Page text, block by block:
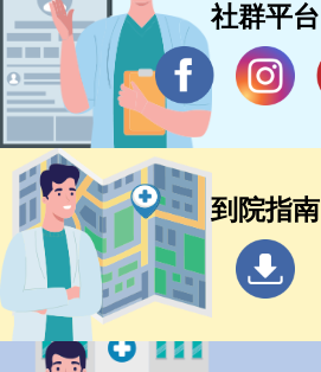
社群平台
到院指南